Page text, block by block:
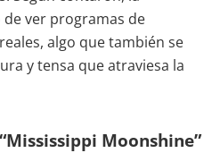
ver programas de
algo que también se
y tensa que atraviesa la
Moonshine”